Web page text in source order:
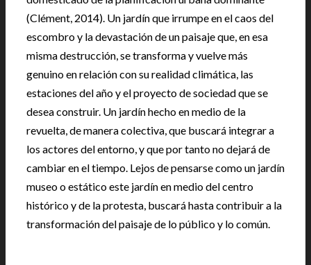
(Clément, 2014). Un jardín que irrumpe en el caos del
escombro y la devastación de un paisaje que, en esa
misma destrucción, se transforma y vuelve más
genuino en relación con su realidad climática, las
estaciones del año y el proyecto de sociedad que se
desea construir. Un jardín hecho en medio de la
revuelta, de manera colectiva, que buscará integrar a
los actores del entorno, y que por tanto no dejará de
cambiar en el tiempo. Lejos de pensarse como un jardín
museo o estático este jardín en medio del centro
histórico y de la protesta, buscará hasta contribuir a la
transformación del paisaje de lo público y lo común.